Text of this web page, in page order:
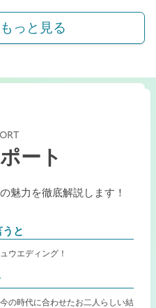
っと見る
ート
魅力を徹底解説します！
と
ウエディング！
の時代に合わせたお二人らしい結